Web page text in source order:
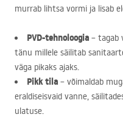
murrab lihtsa vormi ja lisab
PVD-tehnoloogia – tagab
tänu millele säilitab
väga pikaks ajaks.
Pikk tila – võimaldab
eraldiseisvaid vanne,
ulatuse.